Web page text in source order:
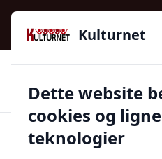
Kulturnet - Alt Det Gode I
2016
97 kategorier 👍Kun
Kulturnet
Dette website
cookies og
teknologier